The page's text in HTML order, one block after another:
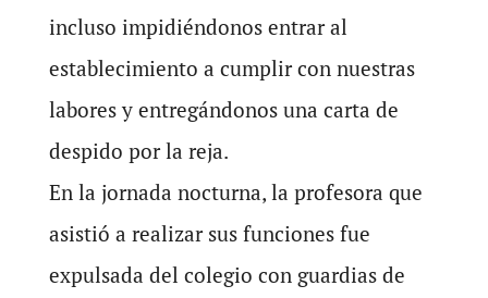
incluso impidiéndonos entrar al
establecimiento a cumplir con nuestras
labores y entregándonos una carta de
despido por la reja.
En la jornada nocturna, la profesora que
asistió a realizar sus funciones fue
expulsada del colegio con guardias de